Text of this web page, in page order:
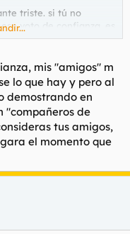
triste. si tú no
voto de confianza, es
a hacerlo
mis "amigos" m
lo que hay y pero al
demostrando en
"compañeros de
tus amigos,
el momento que